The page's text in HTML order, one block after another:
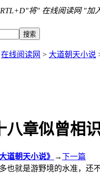
将" 在线阅读网 "加
在线阅读网 > 大道朝天小说
八章似曾相
大道朝天小说》 →下一篇
也就是游野境的水准，还